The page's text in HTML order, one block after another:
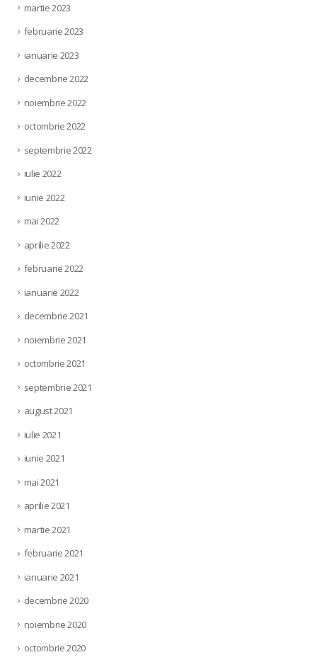
martie 2023
februarie 2023
ianuarie 2023
decembrie 2022
noiembrie 2022
octombrie 2022
septembrie 2022
iulie 2022
iunie 2022
mai 2022
aprilie 2022
februarie 2022
ianuarie 2022
decembrie 2021
noiembrie 2021
octombrie 2021
septembrie 2021
august 2021
iulie 2021
iunie 2021
mai 2021
aprilie 2021
martie 2021
februarie 2021
ianuarie 2021
decembrie 2020
noiembrie 2020
octombrie 2020